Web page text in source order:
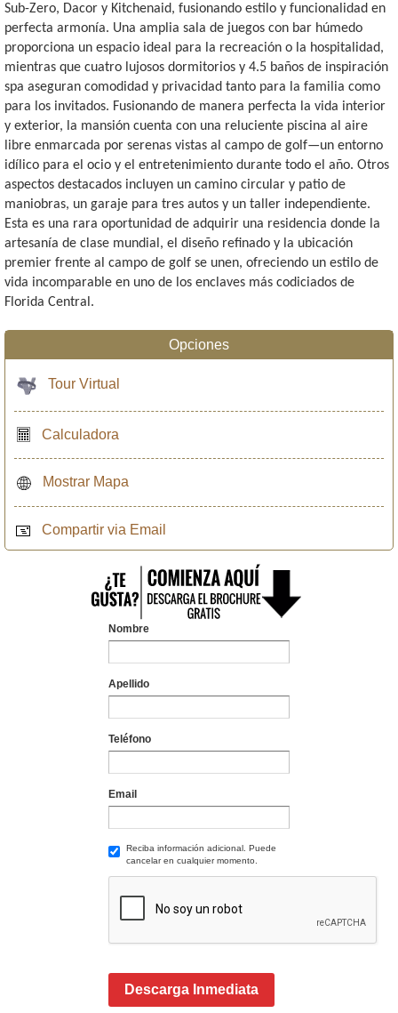
Sub-Zero, Dacor y Kitchenaid, fusionando estilo y funcionalidad en
perfecta armonía. Una amplia sala de juegos con bar húmedo
proporciona un espacio ideal para la recreación o la hospitalidad,
mientras que cuatro lujosos dormitorios y 4.5 baños de inspiración
spa aseguran comodidad y privacidad tanto para la familia como
para los invitados. Fusionando de manera perfecta la vida interior
y exterior, la mansión cuenta con una reluciente piscina al aire
libre enmarcada por serenas vistas al campo de golf—un entorno
idílico para el ocio y el entretenimiento durante todo el año. Otros
aspectos destacados incluyen un camino circular y patio de
maniobras, un garaje para tres autos y un taller independiente.
Esta es una rara oportunidad de adquirir una residencia donde la
artesanía de clase mundial, el diseño refinado y la ubicación
premier frente al campo de golf se unen, ofreciendo un estilo de
vida incomparable en uno de los enclaves más codiciados de
Florida Central.
Opciones
Tour Virtual
Calculadora
Mostrar Mapa
Compartir via Email
Nombre
Apellido
Teléfono
Email
Reciba información adicional. Puede
cancelar en cualquier momento.
Descarga Inmediata